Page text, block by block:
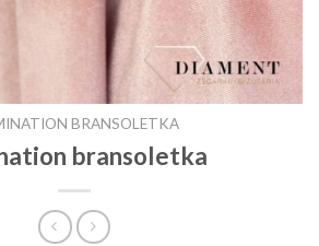
BRANSOLETKA
bransoletka